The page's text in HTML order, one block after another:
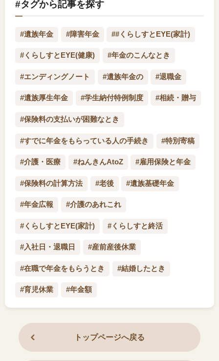
#タグから記事を探す
#遺族年金 #障害年金 ##くらしすとEYE(家計)
#くらしすとEYE(健康) #年金のこんなとき
#エンディングノート #遺族年金の #退職金
#遺族厚生年金 #学生納付特例制度 #相続・贈与
#保険料の支払いが困難なとき
#すでに年金をもらっている人の手続き #特別寄稿
#介護・医療 #ねんきんAtoZ #雇用保険と年金
#保険料の計算方法 #老後 #遺族基礎年金
#年金広報 #介護のあれこれ
#くらしすとEYE(家計) #くらしすと終活
#入社日・退職日 #産前産後休業
#在職で年金をもらうとき #結婚したとき
#育児休業 #年金額
トップページへ戻る